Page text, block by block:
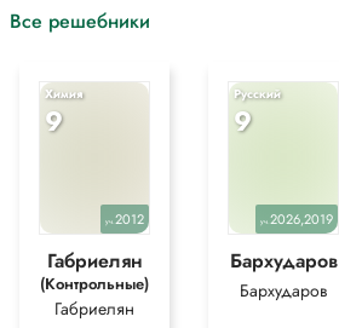
Все решебники
Химия
9
уч.2012
Габриелян
(Контрольные)
Габриелян
Русский
9
уч.2026,2019
Бархударов
Бархударов